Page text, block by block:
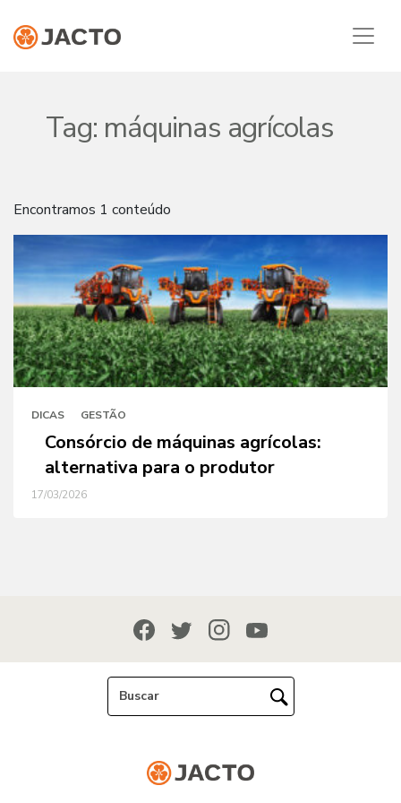
Tag: máquinas agrícolas
Encontramos 1 conteúdo
DICAS GESTÃO
Consórcio de máquinas agrícolas:
alternativa para o produtor
17/03/2026